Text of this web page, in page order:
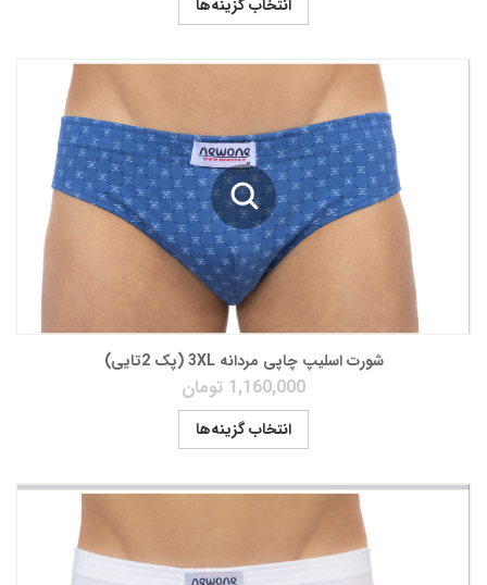
انتخاب گزینه‌ها
شورت اسلیپ چاپی مردانه 3XL (پک 2تایی)
1,160,000 تومان
انتخاب گزینه‌ها